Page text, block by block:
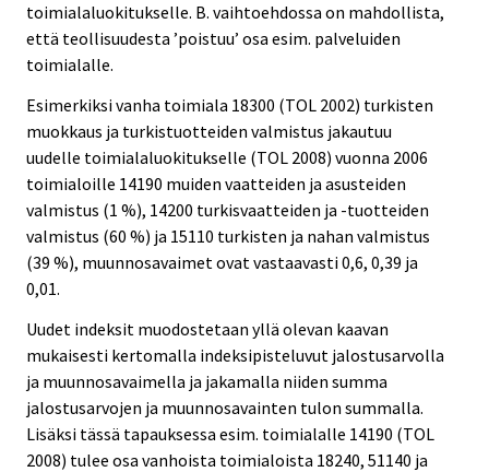
toimialaluokitukselle. B. vaihtoehdossa on mahdollista,
että teollisuudesta ’poistuu’ osa esim. palveluiden
toimialalle.
Esimerkiksi vanha toimiala 18300 (TOL 2002) turkisten
muokkaus ja turkistuotteiden valmistus jakautuu
uudelle toimialaluokitukselle (TOL 2008) vuonna 2006
toimialoille 14190 muiden vaatteiden ja asusteiden
valmistus (1 %), 14200 turkisvaatteiden ja -tuotteiden
valmistus (60 %) ja 15110 turkisten ja nahan valmistus
(39 %), muunnosavaimet ovat vastaavasti 0,6, 0,39 ja
0,01.
Uudet indeksit muodostetaan yllä olevan kaavan
mukaisesti kertomalla indeksipisteluvut jalostusarvolla
ja muunnosavaimella ja jakamalla niiden summa
jalostusarvojen ja muunnosavainten tulon summalla.
Lisäksi tässä tapauksessa esim. toimialalle 14190 (TOL
2008) tulee osa vanhoista toimialoista 18240, 51140 ja